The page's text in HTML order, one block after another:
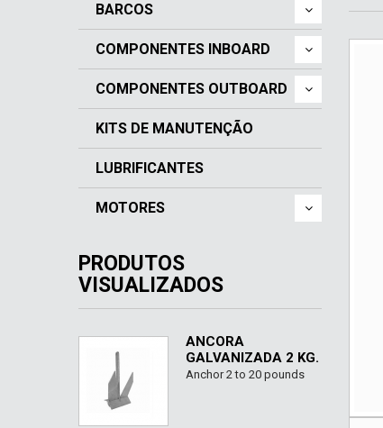
BARCOS
COMPONENTES INBOARD
COMPONENTES OUTBOARD
KITS DE MANUTENÇÃO
LUBRIFICANTES
MOTORES
PRODUTOS
VISUALIZADOS
ÂNCORA
GALVANIZADA 2 KG.
Anchor 2 to 20 pounds